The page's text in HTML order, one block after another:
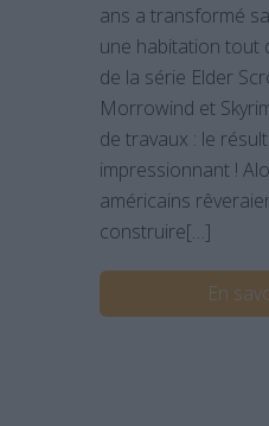
ans a transformé
une habitation tout
de la série Elder
Morrowind et
de travaux : le
impressionnant !
américains
construire[…]
En